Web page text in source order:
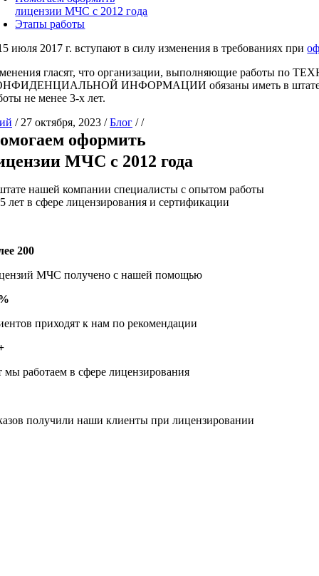
лицензии МЧС с 2012 года
Этапы работы
июля 2017 г. вступают в силу изменения в требованиях при
гласят, что организации, выполняющие
ИНФОРМАЦИИ обязаны иметь в штате на
не менее 3-х лет.
/ 27 октября, 2023 /Блог //
оформить
МЧС с 2012 года
нашей компании специалисты с опытом работы
лет в сфере лицензирования и сертификации
200
МЧС получено с нашей помощью
приходят к нам по рекомендации
мы работаем в сфере лицензирования
получили наши клиенты при лицензировании